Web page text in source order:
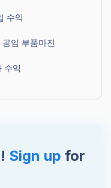
수익
임 부품마진
수익
Sign up for